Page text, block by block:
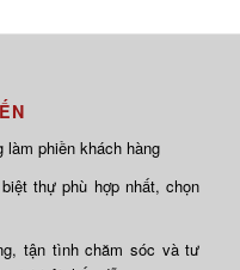
phiền khách hàng
thự phù hợp nhất, chọn
tận tình chăm sóc và tư